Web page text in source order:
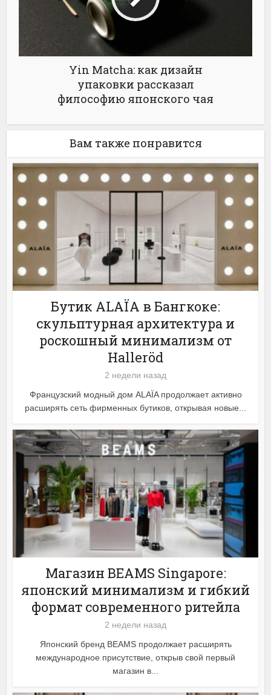
Yin Matcha: как дизайн
упаковки рассказал
философию японского чая
Вам также понравится
Бутик ALAÏA в Бангкоке:
скульптурная архитектура и
роскошный минимализм от
Halleröd
2 недели назад
Французский модный дом ALAÏA продолжает активно
расширять сеть фирменных бутиков, открывая новые...
Магазин BEAMS Singapore:
японский минимализм и гибкий
формат современного ритейла
2 недели назад
Японский бренд BEAMS продолжает расширять
международное присутствие, открыв свой первый
магазин в...